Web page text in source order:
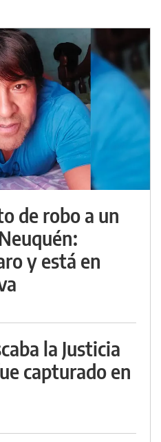
de robo a un
y está en
la Justicia
capturado en